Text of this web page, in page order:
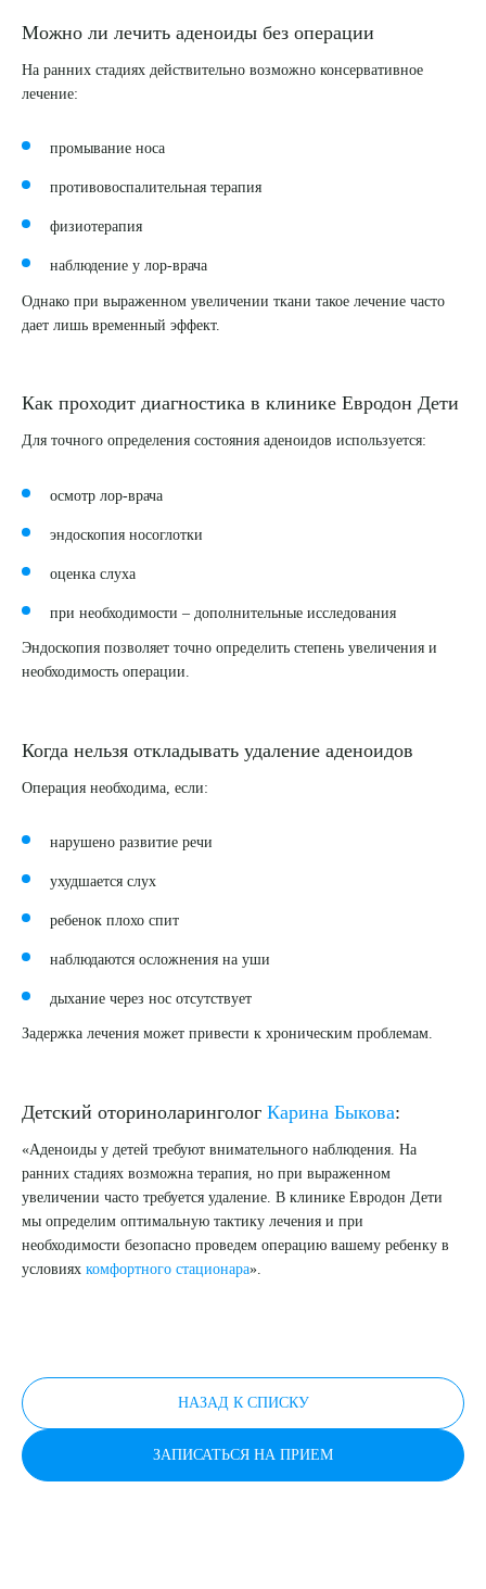
Можно ли лечить аденоиды без операции
На ранних стадиях действительно возможно консервативное
лечение:
промывание носа
противовоспалительная терапия
физиотерапия
наблюдение у лор-врача
Однако при выраженном увеличении ткани такое лечение часто
дает лишь временный эффект.
Как проходит диагностика в клинике Евродон Дети
Для точного определения состояния аденоидов используется:
осмотр лор-врача
эндоскопия носоглотки
оценка слуха
при необходимости – дополнительные исследования
Эндоскопия позволяет точно определить степень увеличения и
необходимость операции.
Когда нельзя откладывать удаление аденоидов
Операция необходима, если:
нарушено развитие речи
ухудшается слух
ребенок плохо спит
наблюдаются осложнения на уши
дыхание через нос отсутствует
Задержка лечения может привести к хроническим проблемам.
Детский оториноларинголог Карина Быкова:
«Аденоиды у детей требуют внимательного наблюдения. На
ранних стадиях возможна терапия, но при выраженном
увеличении часто требуется удаление. В клинике Евродон Дети
мы определим оптимальную тактику лечения и при
необходимости безопасно проведем операцию вашему ребенку в
условиях комфортного стационара».
НАЗАД К СПИСКУ
ЗАПИСАТЬСЯ НА ПРИЕМ
Я даю согласие наобработку персональных данных